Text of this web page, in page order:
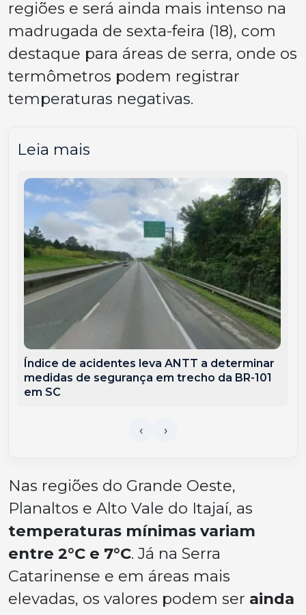
regiões e será ainda mais intenso na
madrugada de sexta-feira (18), com
destaque para áreas de serra, onde os
termômetros podem registrar
temperaturas negativas.
Leia mais
Índice de acidentes leva ANTT a determinar
medidas de segurança em trecho da BR-101
em SC
Nas regiões do Grande Oeste,
Planaltos e Alto Vale do Itajaí, as
temperaturas mínimas variam
entre 2°C e 7°C. Já na Serra
Catarinense e em áreas mais
elevadas, os valores podem ser ainda